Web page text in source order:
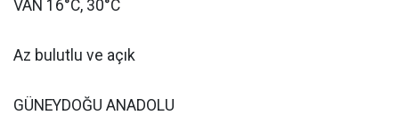
VAN 16°C, 30°C
Az bulutlu ve açık
GÜNEYDOĞU ANADOLU